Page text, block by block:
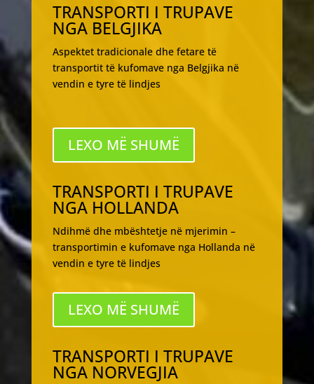
TRANSPORTI I TRUPAVE
NGA BELGJIKA
Aspektet tradicionale dhe fetare të
transportit të kufomave nga Belgjika në
vendin e tyre të lindjes
LEXO MË SHUMË
TRANSPORTI I TRUPAVE
NGA HOLLANDA
Ndihmë dhe mbështetje në mjerimin –
transportimin e kufomave nga Hollanda në
vendin e tyre të lindjes
LEXO MË SHUMË
TRANSPORTI I TRUPAVE
NGA NORVEGJIA